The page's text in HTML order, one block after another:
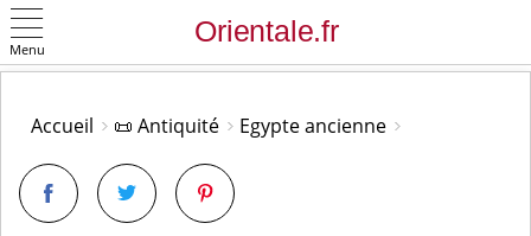
Menu
Accueil 📜 Antiquité Egypte ancienne